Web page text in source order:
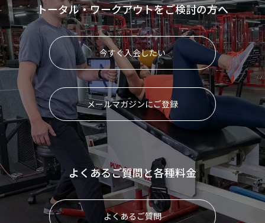
トータル・ワークアウトをご検討の方へ
今すぐ入会したい
メールマガジンにご登録
よくあるご質問と各種料金
よくあるご質問